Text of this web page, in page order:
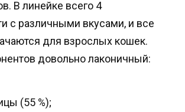
В линейке всего 4
с различными вкусами, и все
для взрослых кошек.
довольно лаконичный:
(55 %);